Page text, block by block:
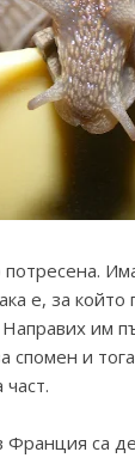
потресена.
е, за който
Направих им
спомен и
част.
Франция са